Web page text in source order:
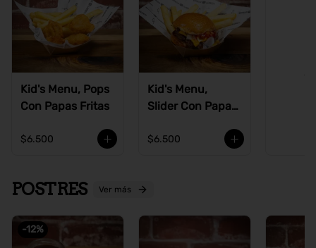
Kid's Menu, Pops
Con Papas Fritas
$6.500
Kid's Menu,
Slider Con Papas
$6.500
POSTRES Ver más
-12%